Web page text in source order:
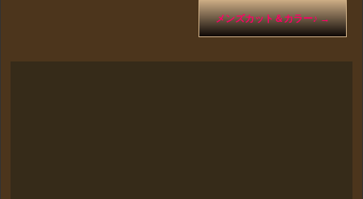
メンズカット＆カラー♪→